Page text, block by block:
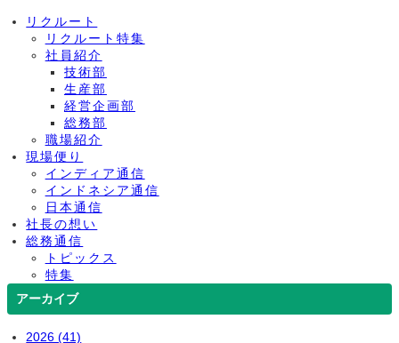
リクルート
リクルート特集
社員紹介
技術部
生産部
経営企画部
総務部
職場紹介
現場便り
インディア通信
インドネシア通信
日本通信
社長の想い
総務通信
トピックス
特集
アーカイブ
2026 (41)